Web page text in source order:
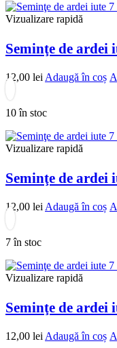
Vizualizare rapidă
Seminţe de ardei
12,00 lei Adaugă în coș
10 în stoc
Vizualizare rapidă
Seminţe de ardei
12,00 lei Adaugă în coș
7 în stoc
Vizualizare rapidă
Seminţe de ardei
12,00 lei Adaugă în coș